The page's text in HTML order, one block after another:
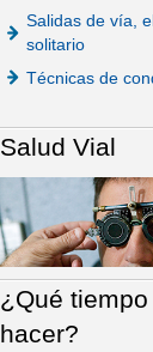
Salidas de vía,
solitario
Técnicas de
Salud Vial
¿Qué
hacer?